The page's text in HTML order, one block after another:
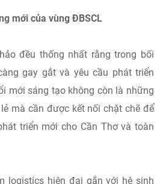
giải quyết các “bài toán lớn” của
vực như chuyển đổi số, đô thị
công nghệ cao, logistics, y tế và
những sản phẩm có khả năng
góp trực tiếp vào tăng trưởng
mới của vùng ĐBSCL